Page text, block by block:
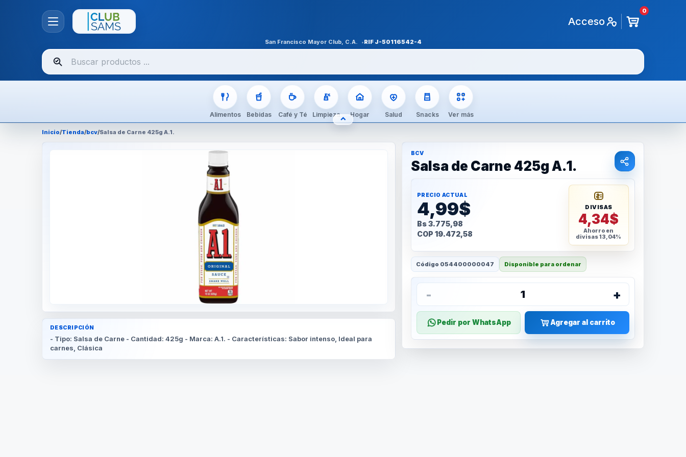
Acceso
0
San Francisco Mayor Club, C.A. RIF J-50116542-4
Buscar
productos
Alimentos Bebidas Café y Té Limpieza Hogar Salud Snacks Ver más
⌃OCULTAR CATEGORÍAS
Inicio/Tienda/bcv/Salsa de Carne 425g A.1.
DESCRIPCIÓN
- Tipo: Salsa de Carne - Cantidad: 425g - Marca: A.1. - Características: Sabor intenso, Ideal para
carnes, Clásica
BCV
Salsa de Carne 425g A.1.
PRECIO ACTUAL
4,99$
Bs 3.775,98
COP 19.472,58
DIVISAS
4,34$
Ahorro en
divisas13,04%
Código 054400000047 Disponible para ordenar
- 1 +
Pedir por WhatsApp Agregar al carrito